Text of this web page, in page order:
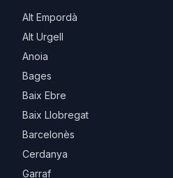
Alt Empordà
Alt Urgell
Anoia
Bages
Baix Ebre
Baix Llobregat
Barcelonès
Cerdanya
Garraf